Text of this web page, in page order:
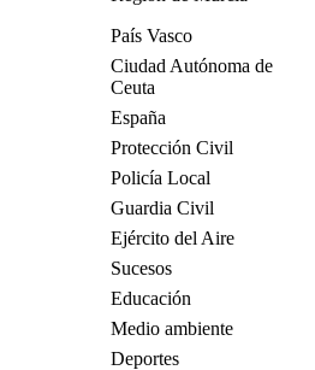
País Vasco
Ciudad Autónoma de
Ceuta
España
Protección Civil
Policía Local
Guardia Civil
Ejército del Aire
Sucesos
Educación
Medio ambiente
Deportes